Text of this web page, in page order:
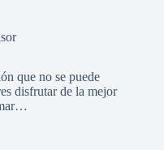
que no se puede
disfrutar de la mejor